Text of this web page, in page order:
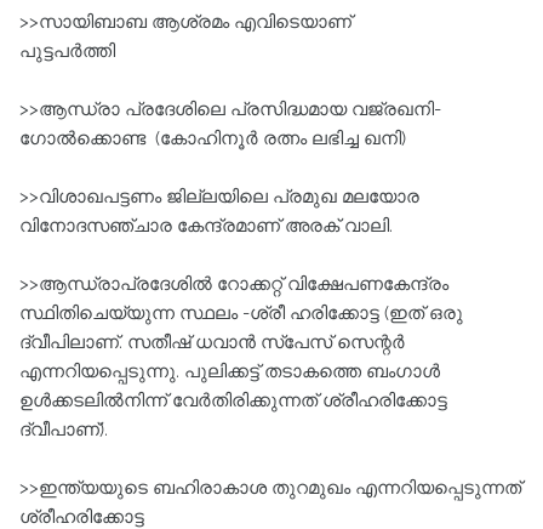
>>സായിബാബ ആശ്രമം എവിടെയാണ്
പുട്ടപര്‍ത്തി
>>ആന്ധ്രാ പ്രദേശിലെ പ്രസിദ്ധമായ വജ്രഖനി-
ഗോല്‍ക്കൊണ്ട (കോഹിനൂര്‍ രത്നം ലഭിച്ച ഖനി)
>>വിശാഖപട്ടണം ജില്ലയിലെ പ്രമുഖ മലയോര
വിനോദസഞ്ചാര കേന്ദ്രമാണ്‌ അരക്‌ വാലി.
>>ആന്ധ്രാപ്രദേശില്‍ റോക്കറ്റ്‌ വിക്ഷേപണകേന്ദ്രം
സ്ഥിതിചെയ്യുന്ന സ്ഥലം -ശ്രീ ഹരിക്കോട്ട (ഇത്‌ ഒരു
ദ്വീപിലാണ്‌. സതീഷ്‌ ധവാന്‍ സ്പേസ്‌ സെന്റര്‍
എന്നറിയപ്പെടുന്നു. പുലിക്കട്ട്‌ തടാകത്തെ ബംഗാള്‍
ഉള്‍ക്കടലില്‍നിന്ന്‌ വേര്‍തിരിക്കുന്നത്‌ ശ്രീഹരിക്കോട്ട
ദ്വീപാണ്‌).
>>ഇന്ത്യയുടെ ബഹിരാകാശ തുറമുഖം എന്നറിയപ്പെടുന്നത്‌
ശ്രീഹരിക്കോട്ട